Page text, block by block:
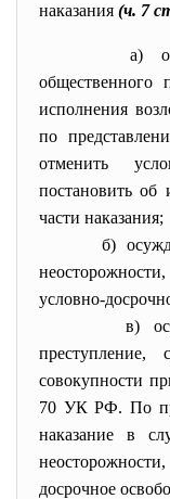
наказания (ч. 7
а)
общественного
исполнения
по
отменить
постановить об
части наказания;
б)
условно-
в)
преступление,
совокупности
70 УК РФ. По
наказание в
досрочное